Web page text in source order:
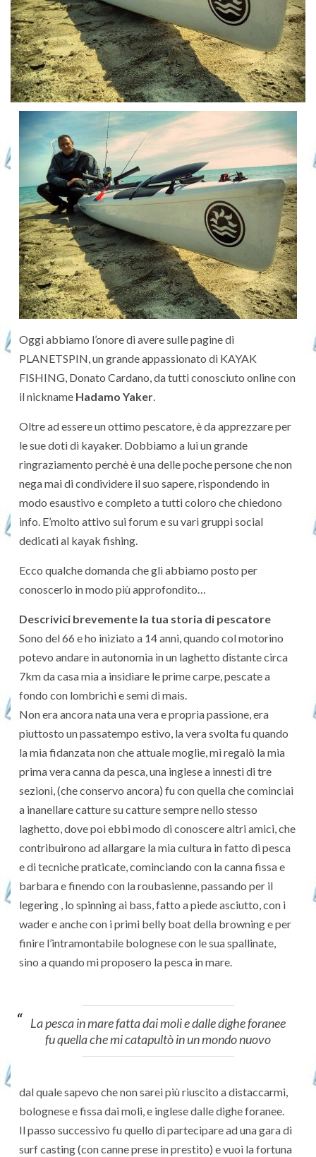
Oggi abbiamo l’onore di avere sulle pagine di
PLANETSPIN, un grande appassionato di KAYAK
FISHING, Donato Cardano, da tutti conosciuto online con
il nickname Hadamo Yaker.
Oltre ad essere un ottimo pescatore, è da apprezzare per
le sue doti di kayaker. Dobbiamo a lui un grande
ringraziamento perchè è una delle poche persone che non
nega mai di condividere il suo sapere, rispondendo in
modo esaustivo e completo a tutti coloro che chiedono
info. E’molto attivo sui forum e su vari gruppi social
dedicati al kayak fishing.
Ecco qualche domanda che gli abbiamo posto per
conoscerlo in modo più approfondito…
Descrivici brevemente la tua storia di pescatore
Sono del 66 e ho iniziato a 14 anni, quando col motorino
potevo andare in autonomia in un laghetto distante circa
7km da casa mia a insidiare le prime carpe, pescate a
fondo con lombrichi e semi di mais.
Non era ancora nata una vera e propria passione, era
piuttosto un passatempo estivo, la vera svolta fu quando
la mia fidanzata non che attuale moglie, mi regalò la mia
prima vera canna da pesca, una inglese a innesti di tre
sezioni, (che conservo ancora) fu con quella che cominciai
a inanellare catture su catture sempre nello stesso
laghetto, dove poi ebbi modo di conoscere altri amici, che
contribuirono ad allargare la mia cultura in fatto di pesca
e di tecniche praticate, cominciando con la canna fissa e
barbara e finendo con la roubasienne, passando per il
legering , lo spinning ai bass, fatto a piede asciutto, con i
wader e anche con i primi belly boat della browning e per
finire l’intramontabile bolognese con le sua spallinate,
sino a quando mi proposero la pesca in mare.
La pesca in mare fatta dai moli e dalle dighe foranee
fu quella che mi catapultò in un mondo nuovo
dal quale sapevo che non sarei più riuscito a distaccarmi,
bolognese e fissa dai moli, e inglese dalle dighe foranee.
Il passo successivo fu quello di partecipare ad una gara di
surf casting (con canne prese in prestito) e vuoi la fortuna